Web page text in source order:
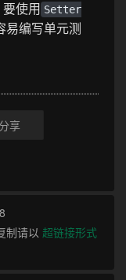
使用 Setter
易编写单元测
分享
制请以 超链接形式